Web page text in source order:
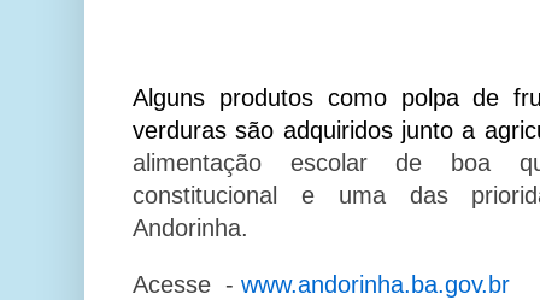
Alguns produtos como polpa de
verduras são adquiridos junto a
alimentação escolar de boa
constitucional e uma das
Andorinha.
Acesse - www.andorinha.ba.gov.br